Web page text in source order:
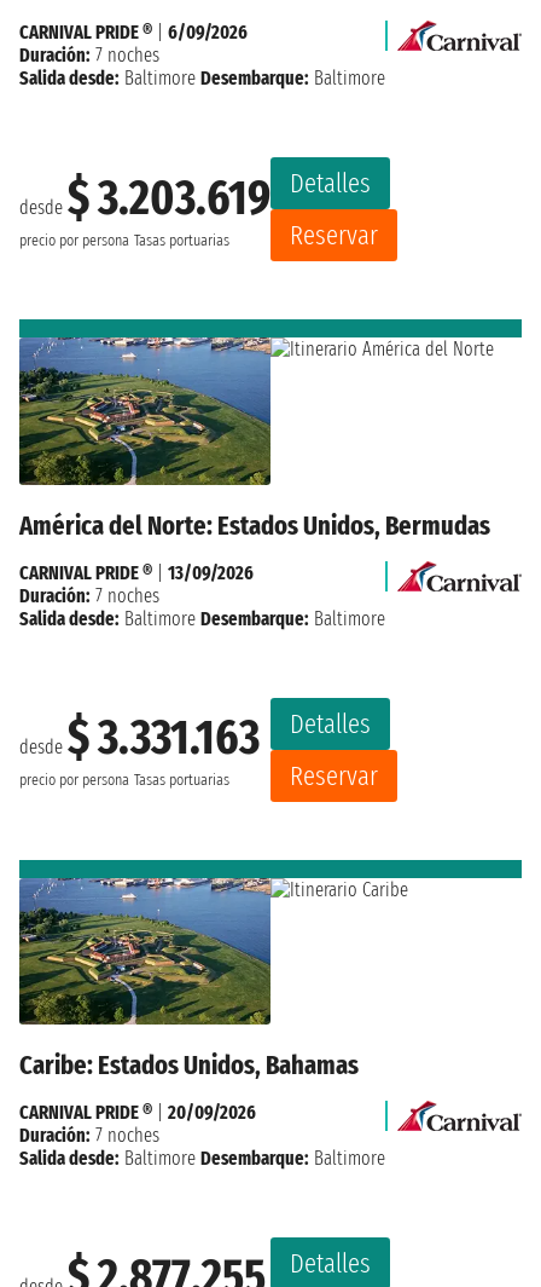
desde $ 3.203.619
precio por persona Tasas portuarias
Detalles
Reservar
CARNIVAL PRIDE ®
6/09/2026
Duración: 7 noches
Salida desde: Baltimore Desembarque: Baltimore
América del Norte: Estados Unidos, Bermudas
desde $ 3.331.163
precio por persona Tasas portuarias
Detalles
Reservar
CARNIVAL PRIDE ®
13/09/2026
Duración: 7 noches
Salida desde: Baltimore Desembarque: Baltimore
Caribe: Estados Unidos, Bahamas
Detalles
CARNIVAL PRIDE ®
20/09/2026
Duración: 7 noches
Salida desde: Baltimore Desembarque: Baltimore